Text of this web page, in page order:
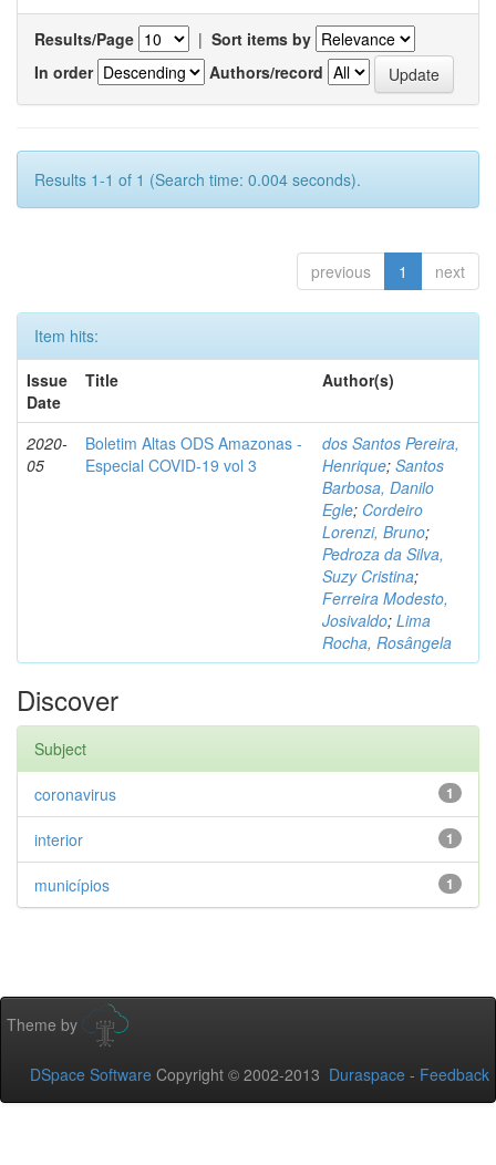
Results/Page | Sort items by
In order
Authors/record
Results 1-1 of 1 (Search time: 0.004 seconds).
previous 1 next
Item hits:
Issue
Date
Title Author(s)
2020-
05
Boletim Altas ODS Amazonas -
Especial COVID-19 vol 3
dos Santos Pereira,
Henrique; Santos
Barbosa, Danilo
Egle; Cordeiro
Lorenzi, Bruno;
Pedroza da Silva,
Suzy Cristina;
Ferreira Modesto,
Josivaldo; Lima
Rocha, Rosângela
Discover
Subject
1
coronavirus
1
interior
1
municípios
Theme by
DSpace Software Copyright © 2002-2013 Duraspace - Feedback